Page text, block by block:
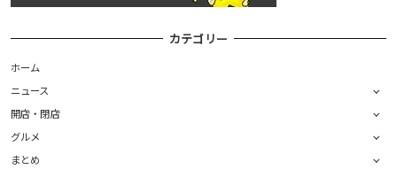
カテゴリー
ホーム
ニュース
開店・閉店
グルメ
まとめ